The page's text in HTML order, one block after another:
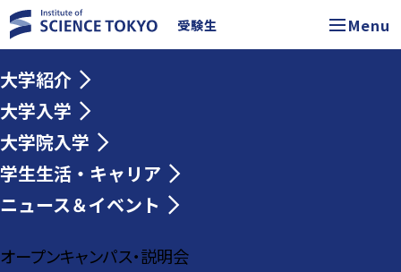
受験生 Menu
大学紹介
大学入学
大学院入学
学生生活・キャリア
ニュース＆イベント
オープンキャンパス・説明会